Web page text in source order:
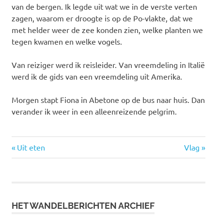
van de bergen. Ik legde uit wat we in de verste verten
zagen, waarom er droogte is op de Po-vlakte, dat we
met helder weer de zee konden zien, welke planten we
tegen kwamen en welke vogels.
Van reiziger werd ik reisleider. Van vreemdeling in Italië
werd ik de gids van een vreemdeling uit Amerika.
Morgen stapt Fiona in Abetone op de bus naar huis. Dan
verander ik weer in een alleenreizende pelgrim.
Bericht
Vorige
bericht:
Uit eten
Volgende
bericht:
Vlag
HET WANDELBERICHTEN ARCHIEF